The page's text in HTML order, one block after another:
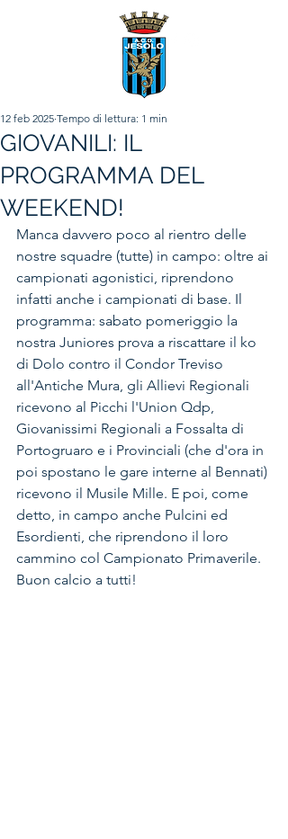
GIOVANILI: IL
PROGRAMMA DEL
WEEKEND!
12 feb 2025 Tempo di lettura: 1 min
Manca davvero poco al rientro delle
nostre squadre (tutte) in campo: oltre ai
campionati agonistici, riprendono
infatti anche i campionati di base. Il
programma: sabato pomeriggio la
nostra Juniores prova a riscattare il ko
di Dolo contro il Condor Treviso
all'Antiche Mura, gli Allievi Regionali
ricevono al Picchi l'Union Qdp,
Giovanissimi Regionali a Fossalta di
Portogruaro e i Provinciali (che d'ora in
poi spostano le gare interne al Bennati)
ricevono il Musile Mille. E poi, come
detto, in campo anche Pulcini ed
Esordienti, che riprendono il loro
cammino col Campionato Primaverile.
Buon calcio a tutti!